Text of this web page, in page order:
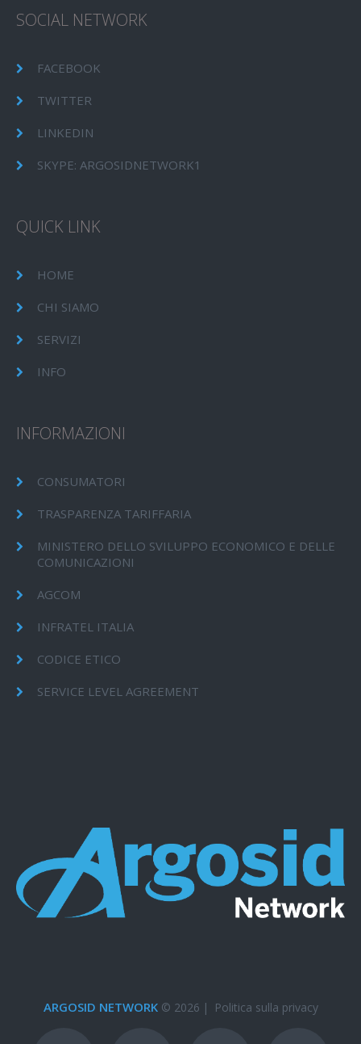
SOCIAL NETWORK
FACEBOOK
TWITTER
LINKEDIN
SKYPE: ARGOSIDNETWORK1
QUICK LINK
HOME
CHI SIAMO
SERVIZI
INFO
INFORMAZIONI
CONSUMATORI
TRASPARENZA TARIFFARIA
MINISTERO DELLO SVILUPPO ECONOMICO E DELLE
COMUNICAZIONI
AGCOM
INFRATEL ITALIA
CODICE ETICO
SERVICE LEVEL AGREEMENT
ARGOSID NETWORK © 2026 | Politica sulla privacy